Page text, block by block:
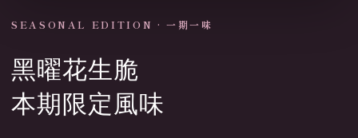
SEASONAL EDITION · 一期一味
黑曜花生脆
本期限定風味